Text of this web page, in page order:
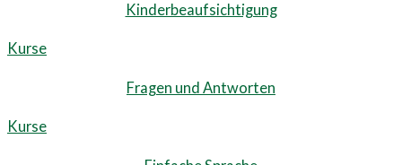
Kinderbeaufsichtigung
Kurse
Fragen und Antworten
Kurse